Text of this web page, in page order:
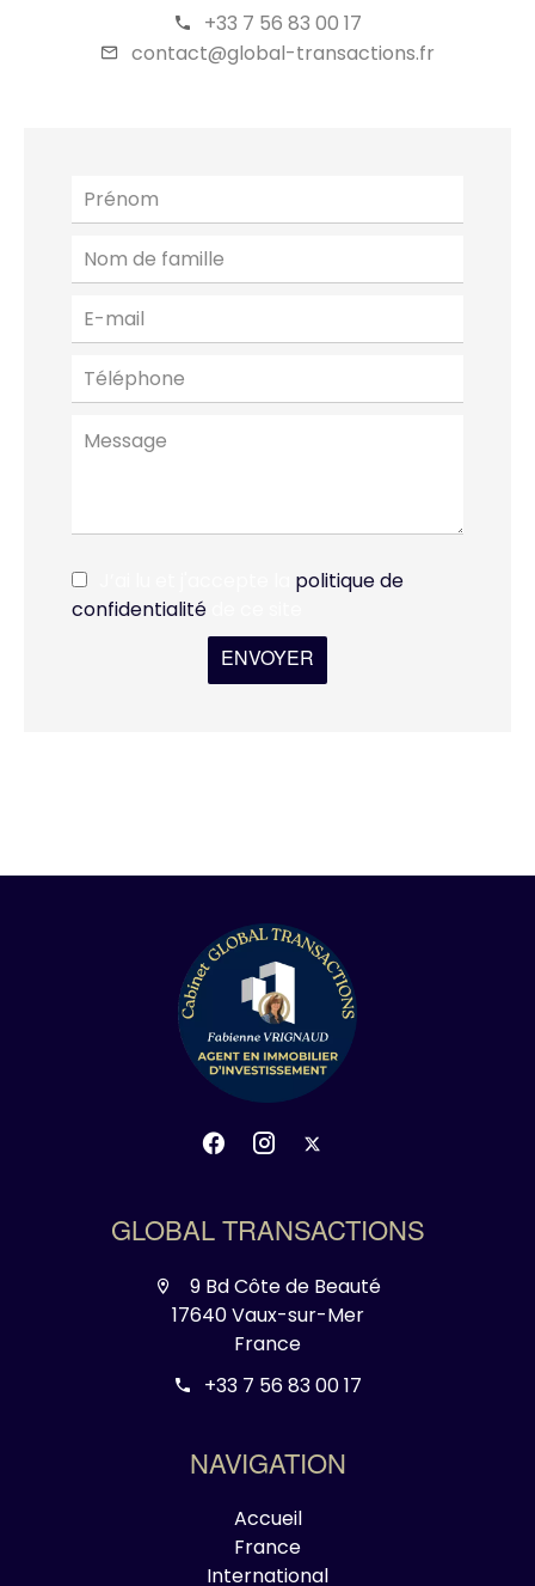
+33 7 56 83 00 17
contact@global-transactions.fr
politique de
confidentialité
ENVOYER
GLOBAL TRANSACTIONS
9 Bd Côte de Beauté
17640 Vaux-sur-Mer
France
+33 7 56 83 00 17
NAVIGATION
Accueil
France
International